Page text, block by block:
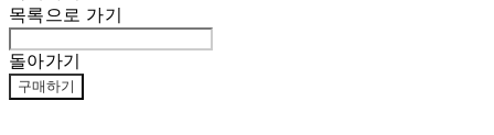
목록으로 가기
돌아가기
구매하기